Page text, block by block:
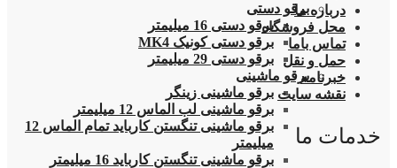
برقو دستی
برقو دستی 16 میلیمتر
برقو دستی کونیک MK4
برقو دستی 29 میلیمتر
برقو ماشینی
برقو ماشینی زینگر
برقو ماشینی لب الماس 12 میلیمتر
برقو ماشینی تنگستن کارباید تمام الماس 12
میلیمتر
برقو ماشینی تنگستن کارباید 16 میلیمتر
درباره ما
محل فروشگاه
تماس باما
حمل و نقل
خبرنامه
نقشه سایت
خدمات ما